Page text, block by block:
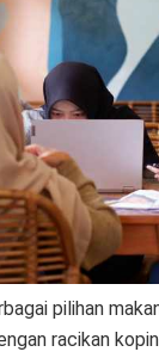
pilihan
racikan